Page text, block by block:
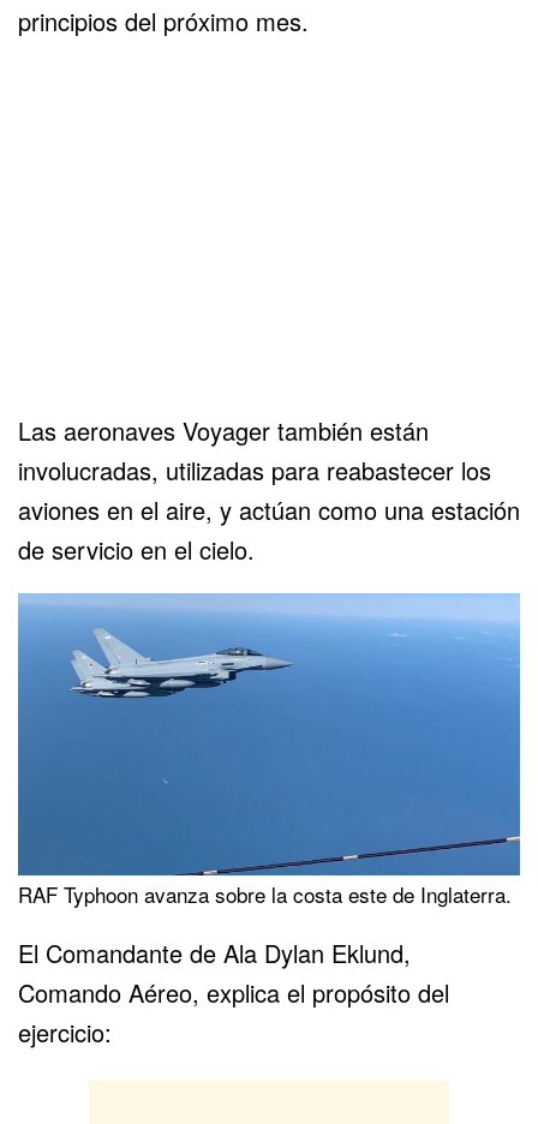
principios del próximo mes.
Las aeronaves Voyager también están
involucradas, utilizadas para reabastecer los
aviones en el aire, y actúan como una estación
de servicio en el cielo.
RAF Typhoon avanza sobre la costa este de Inglaterra.
El Comandante de Ala Dylan Eklund,
Comando Aéreo, explica el propósito del
ejercicio: